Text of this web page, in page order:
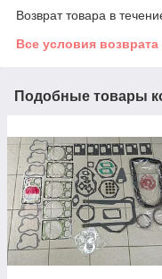
Возврат товара в
Все условия возврата
Подобные товары